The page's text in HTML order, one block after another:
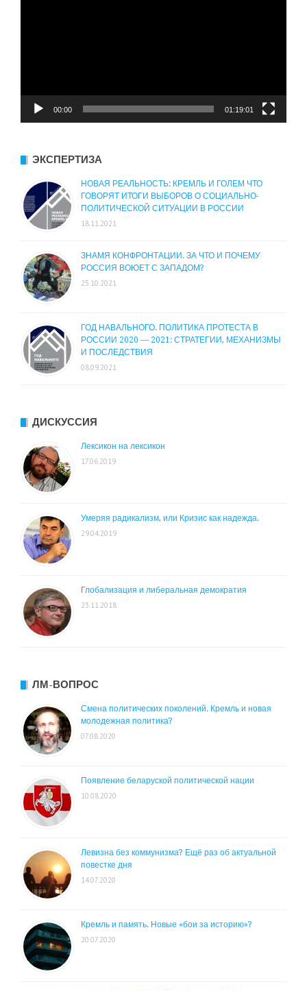
00:00 01:19:01
ЭКСПЕРТИЗА
НОВАЯ РЕАЛЬНОСТЬ: КРЕМЛЬ И ГОЛЕМ ЧТО
ГОВОРЯТ ИТОГИ ВЫБОРОВ О СОЦИАЛЬНО-
ПОЛИТИЧЕСКОЙ СИТУАЦИИ В РОССИИ
18.11.2021
ЗНАМЯ КОНФРОНТАЦИИ. ЗА ЧТО И ПОЧЕМУ
РОССИЯ ВОЮЕТ С ЗАПАДОМ?
25.10.2021
ГОД НАВАЛЬНОГО. ПОЛИТИКА ПРОТЕСТА В
РОССИИ 2020 — 2021: СТРАТЕГИИ, МЕХАНИЗМЫ
И ПОСЛЕДСТВИЯ
08.09.2021
ДИСКУССИЯ
Лексикон на лексикон
17.06.2019
Умеряя радикализм, или Кризис как надежда.
29.04.2019
Глобализация и либеральная демократия
23.11.2018
ЛМ-ВОПРОС
Смена политических поколений. Кремль и новая
молодежная политика?
07.08.2020
Появление беларуской политической нации
10.08.2020
Левизна без коммунизма? Ещё раз об актуальной
повестке дня
14.07.2020
Кремль и память. Новые «бои за историю»?
20.07.2020